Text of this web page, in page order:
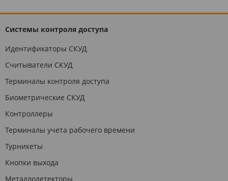
Системы контроля доступа
Идентификаторы СКУД
Считыватели СКУД
Терминалы контроля доступа
Биометрические СКУД
Контроллеры
Терминалы учета рабочего времени
Турникеты
Кнопки выхода
Металлодетекторы